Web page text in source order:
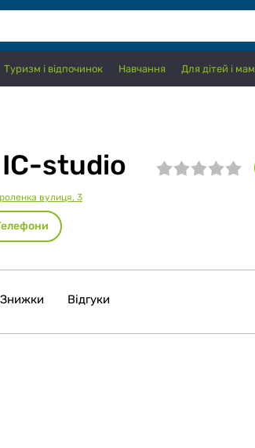
Туризм і відпочинок Навчання Для дітей і мам
IC-studio
вулиця, 3
Знижки Відгуки